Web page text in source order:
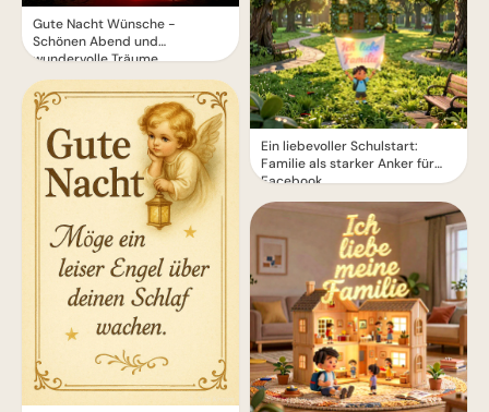
Gute Nacht Wünsche -
Schönen Abend und
wundervolle Träume
Ein liebevoller Schulstart:
Familie als starker Anker für
Facebook